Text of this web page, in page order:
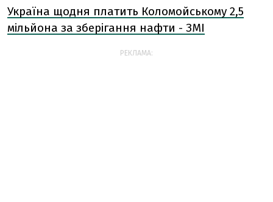
Україна щодня платить Коломойському 2,5
мільйона за зберігання нафти - ЗМІ
РЕКЛАМА: